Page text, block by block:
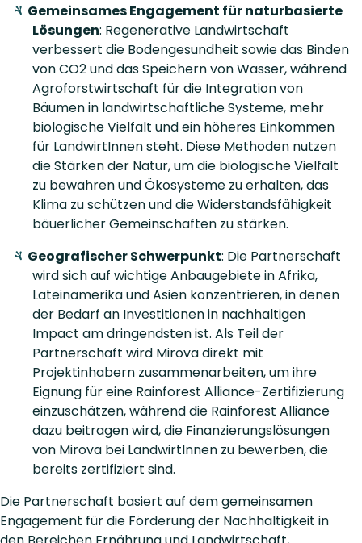
Gemeinsames Engagement für naturbasierte
Lösungen: Regenerative Landwirtschaft
verbessert die Bodengesundheit sowie das Binden
von CO2 und das Speichern von Wasser, während
Agroforstwirtschaft für die Integration von
Bäumen in landwirtschaftliche Systeme, mehr
biologische Vielfalt und ein höheres Einkommen
für LandwirtInnen steht. Diese Methoden nutzen
die Stärken der Natur, um die biologische Vielfalt
zu bewahren und Ökosysteme zu erhalten, das
Klima zu schützen und die Widerstandsfähigkeit
bäuerlicher Gemeinschaften zu stärken.
Geografischer Schwerpunkt: Die Partnerschaft
wird sich auf wichtige Anbaugebiete in Afrika,
Lateinamerika und Asien konzentrieren, in denen
der Bedarf an Investitionen in nachhaltigen
Impact am dringendsten ist. Als Teil der
Partnerschaft wird Mirova direkt mit
Projektinhabern zusammenarbeiten, um ihre
Eignung für eine Rainforest Alliance-Zertifizierung
einzuschätzen, während die Rainforest Alliance
dazu beitragen wird, die Finanzierungslösungen
von Mirova bei LandwirtInnen zu bewerben, die
bereits zertifiziert sind.
Die Partnerschaft basiert auf dem gemeinsamen
Engagement für die Förderung der Nachhaltigkeit in